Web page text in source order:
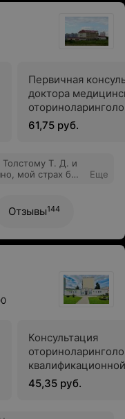
Первичная
доктора
61,75 руб.
мой страх был
Еще
Отзывы144
Консультация
45,35 руб.